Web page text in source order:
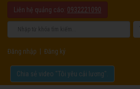
Liên hệ quảng cáo: 0932221090
Đăng nhập Đăng ký
Chia sẻ video "Tôi yêu cải lương".